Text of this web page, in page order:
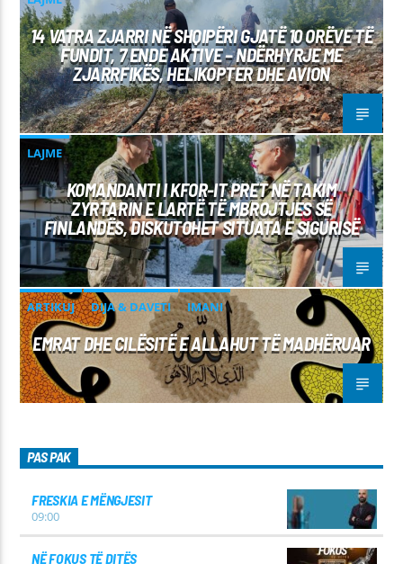
14 VATRA ZJARRI NË SHQIPËRI GJATË 10 ORËVE TË
FUNDIT, 7 ENDE AKTIVE – NDËRHYRJE ME
ZJARRFIKËS, HELIKOPTER DHE AVION
LAJME
KOMANDANTI I KFOR-IT PRET NË TAKIM
ZYRTARIN E LARTË TË MBROJTJES SË
FINLANDËS, DISKUTOHET SITUATA E SIGURISË
ARTIKUJ DIJA & DAVETI IMANI
EMRAT DHE CILËSITË E ALLAHUT TË MADHËRUAR
PAS PAK
FRESKIA E MËNGJESIT
09:00
NË FOKUS TË DITËS